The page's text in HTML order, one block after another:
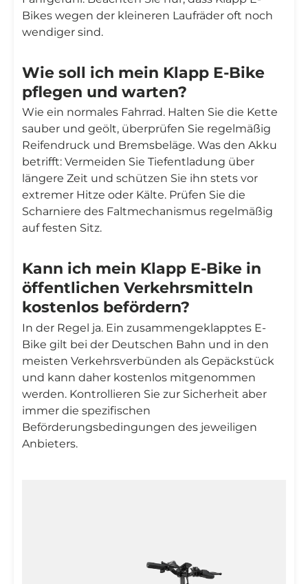
Bikes wegen der kleineren Laufräder oft noch
wendiger sind.
Wie soll ich mein Klapp E-Bike
pflegen und warten?
Wie ein normales Fahrrad. Halten Sie die Kette
sauber und geölt, überprüfen Sie regelmäßig
Reifendruck und Bremsbeläge. Was den Akku
betrifft: Vermeiden Sie Tiefentladung über
längere Zeit und schützen Sie ihn stets vor
extremer Hitze oder Kälte. Prüfen Sie die
Scharniere des Faltmechanismus regelmäßig
auf festen Sitz.
Kann ich mein Klapp E-Bike in
öffentlichen Verkehrsmitteln
kostenlos befördern?
In der Regel ja. Ein zusammengeklapptes E-
Bike gilt bei der Deutschen Bahn und in den
meisten Verkehrsverbünden als Gepäckstück
und kann daher kostenlos mitgenommen
werden. Kontrollieren Sie zur Sicherheit aber
immer die spezifischen
Beförderungsbedingungen des jeweiligen
Anbieters.